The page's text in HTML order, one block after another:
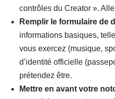
contrôles du Creator ».
Remplir le formulaire de
informations basiques,
vous exercez (musique,
d’identité officielle
prétendez être.
Mettre en avant votre